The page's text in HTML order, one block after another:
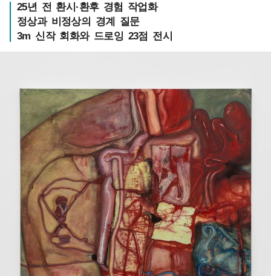
25년 전 환시·환후 경험 작업화
정상과 비정상의 경계 질문
3m 신작 회화와 드로잉 23점 전시